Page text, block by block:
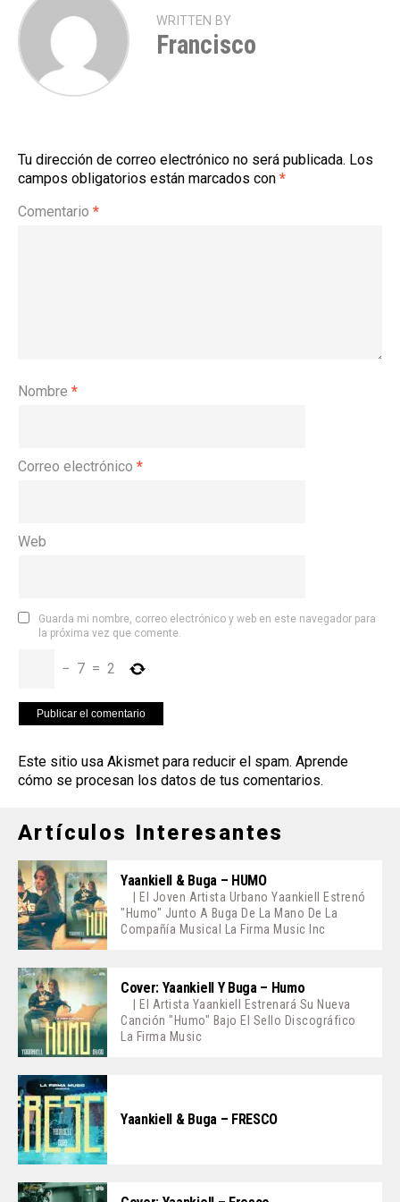
WRITTEN BY
Francisco
Tu dirección de correo electrónico no será publicada. Los
campos obligatorios están marcados con *
Comentario *
Nombre *
Correo electrónico *
Web
Guarda mi nombre, correo electrónico y web en este navegador para
la próxima vez que comente.
− 7 = 2
Este sitio usa Akismet para reducir el spam. Aprende
cómo se procesan los datos de tus comentarios.
Artículos Interesantes
Yaankiell & Buga – HUMO
| El Joven Artista Urbano Yaankiell Estrenó
"Humo" Junto A Buga De La Mano De La
Compañía Musical La Firma Music Inc
Cover: Yaankiell Y Buga – Humo
| El Artista Yaankiell Estrenará Su Nueva
Canción "Humo" Bajo El Sello Discográfico
La Firma Music
Yaankiell & Buga – FRESCO